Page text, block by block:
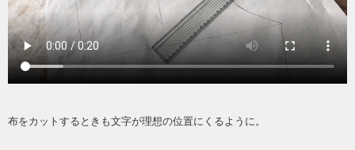
布をカットするときも文字が理想の位置にくるように。